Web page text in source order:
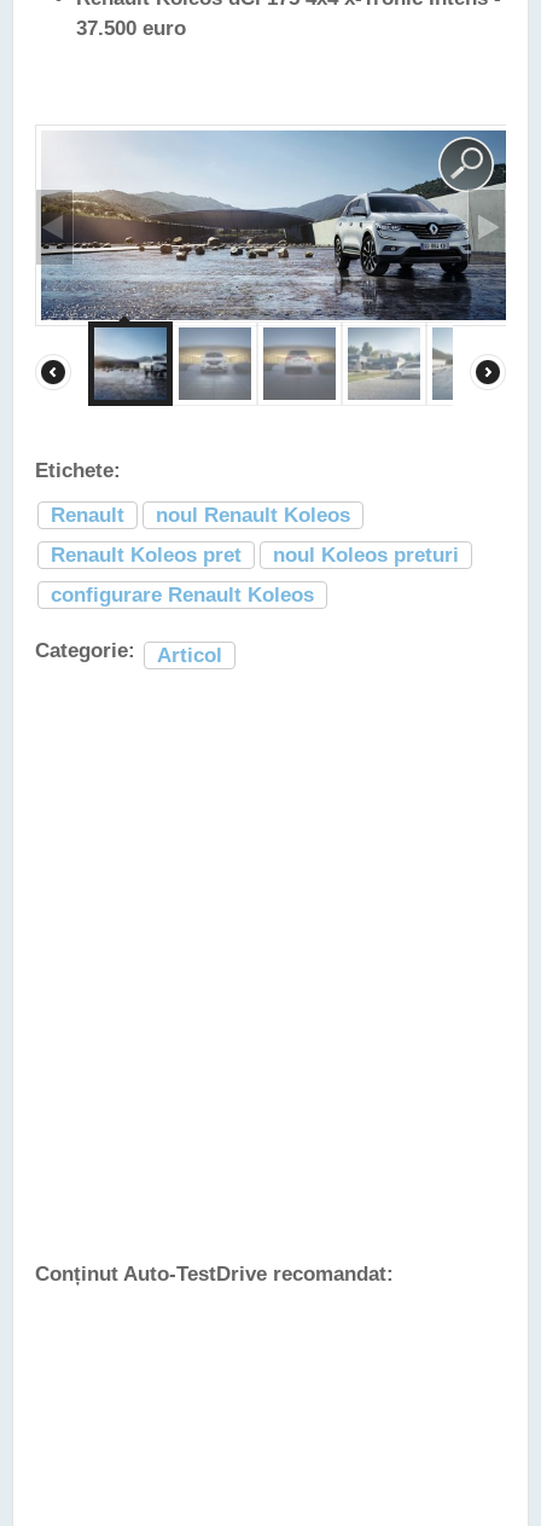
37.500 euro
Etichete:
Renault
noul Renault Koleos
Renault Koleos pret
noul Koleos preturi
configurare Renault Koleos
Categorie: Articol
Conținut Auto-TestDrive recomandat: